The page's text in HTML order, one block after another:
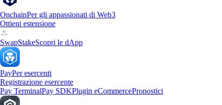
OnchainPer gli appassionati di Web3
Ottieni estensione
SwapStakeScopri le dApp
PayPer esercenti
Registrazione esercente
Pay TerminalPay SDKPlugin eCommercePronostici